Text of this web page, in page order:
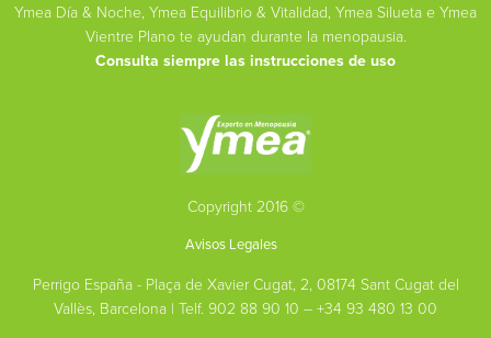
Ymea Día & Noche, Ymea Equilibrio & Vitalidad, Ymea Silueta e Ymea
Vientre Plano te ayudan durante la menopausia.
Consulta siempre las instrucciones de uso
Copyright 2016 ©
Avisos Legales
Perrigo España - Plaça de Xavier Cugat, 2, 08174 Sant Cugat del
Vallès, Barcelona | Telf. 902 88 90 10 – +34 93 480 13 00